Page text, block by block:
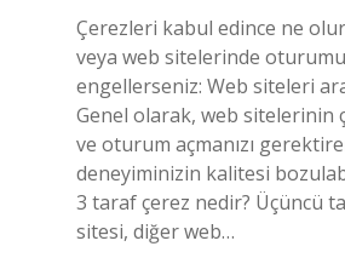
Çerezleri kabul edince ne
veya web sitelerinde
engellerseniz: Web siteleri
Genel olarak, web sitelerinin
ve oturum açmanızı
deneyiminizin kalitesi
3 taraf çerez nedir? Üçüncü
sitesi, diğer web…